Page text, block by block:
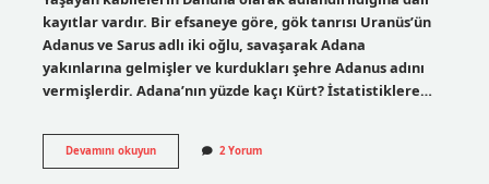
kayıtlar vardır. Bir efsaneye göre, gök tanrısı Uranüs’ün
Adanus ve Sarus adlı iki oğlu, savaşarak Adana
yakınlarına gelmişler ve kurdukları şehre Adanus adını
vermişlerdir. Adana’nın yüzde kaçı Kürt? İstatistiklere…
Devamını okuyunAdananın
En
2 Yorum